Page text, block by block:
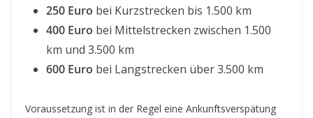
250 Euro bei Kurzstrecken bis 1.500 km
400 Euro bei Mittelstrecken zwischen 1.500
km und 3.500 km
600 Euro bei Langstrecken über 3.500 km
Voraussetzung ist in der Regel eine Ankunftsverspätung